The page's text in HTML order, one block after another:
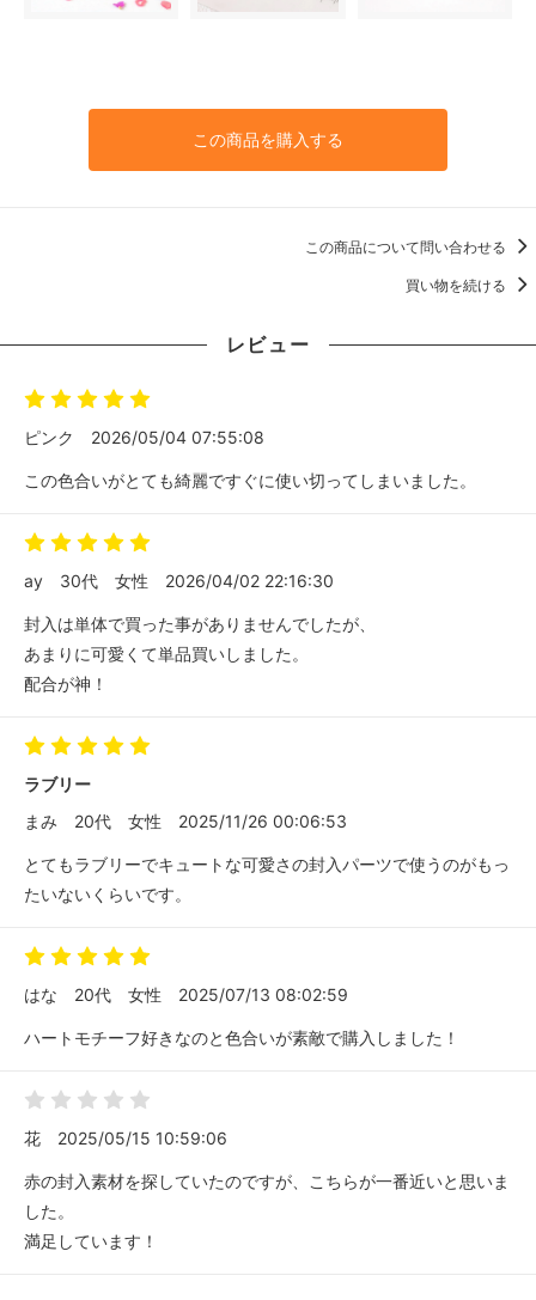
この商品を購入する
この商品について問い合わせる
買い物を続ける
レビュー
ピンク 2026/05/04 07:55:08
この色合いがとても綺麗ですぐに使い切ってしまいました。
ay 30代 女性 2026/04/02 22:16:30
封入は単体で買った事がありませんでしたが、
あまりに可愛くて単品買いしました。
配合が神！
ラブリー
まみ
20代 女性 2025/11/26 00:06:53
とてもラブリーでキュートな可愛さの封入パーツで使うのがもっ
たいないくらいです。
はな 20代 女性 2025/07/13 08:02:59
ハートモチーフ好きなのと色合いが素敵で購入しました！
花 2025/05/15 10:59:06
赤の封入素材を探していたのですが、こちらが一番近いと思いま
した。
満足しています！